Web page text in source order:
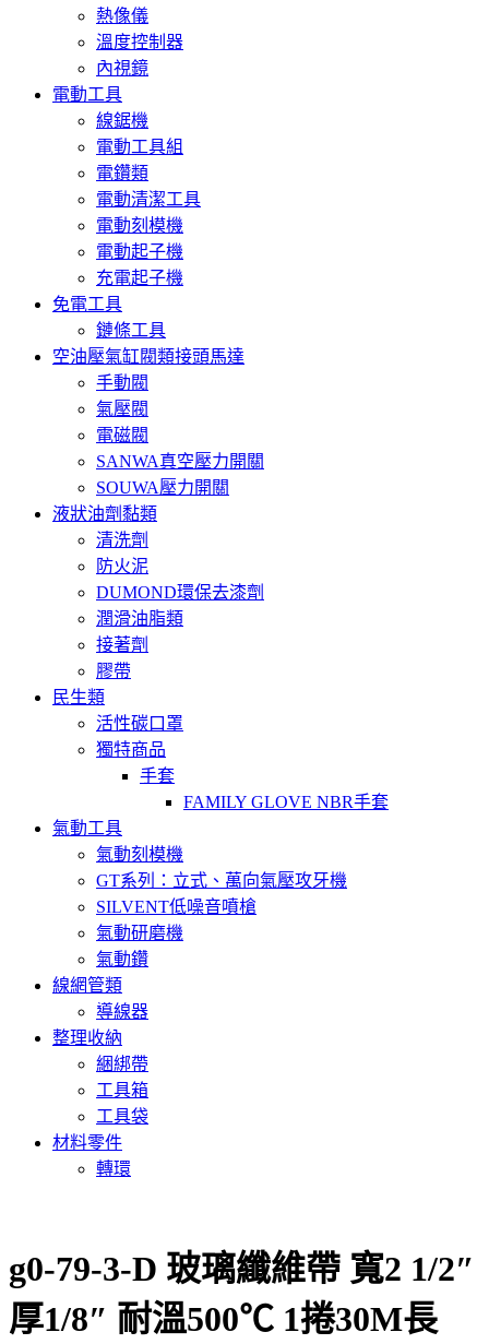
熱像儀
溫度控制器
內視鏡
電動工具
線鋸機
電動工具組
電鑽類
電動清潔工具
電動刻模機
電動起子機
充電起子機
免電工具
鏈條工具
空油壓氣缸閥類接頭馬達
手動閥
氣壓閥
電磁閥
SANWA真空壓力開關
SOUWA壓力開關
液狀油劑黏類
清洗劑
防火泥
DUMOND環保去漆劑
潤滑油脂類
接著劑
膠帶
民生類
活性碳口罩
獨特商品
手套
FAMILY GLOVE NBR手套
氣動工具
氣動刻模機
GT系列：立式、萬向氣壓攻牙機
SILVENT低噪音噴槍
氣動研磨機
氣動鑽
線網管類
導線器
整理收納
綑綁帶
工具箱
工具袋
材料零件
轉環
g0-79-3-D 玻璃纖維帶 寬2 1/2″
厚1/8″ 耐溫500℃ 1捲30M長